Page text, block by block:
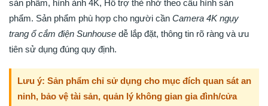
sản phẩm, hình ảnh 4K, Hỗ trợ thẻ nhớ theo cấu hình sản
phẩm. Sản phẩm phù hợp cho người cần Camera 4K ngụy
trang ổ cắm điện Sunhouse dễ lắp đặt, thông tin rõ ràng và ưu
tiên sử dụng đúng quy định.
Lưu ý: Sản phẩm chỉ sử dụng cho mục đích quan sát an
ninh, bảo vệ tài sản, quản lý không gian gia đình/cửa